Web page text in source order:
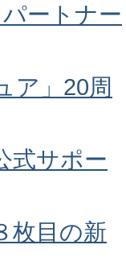
ートナー
ア」20周
式サポー
枚目の新